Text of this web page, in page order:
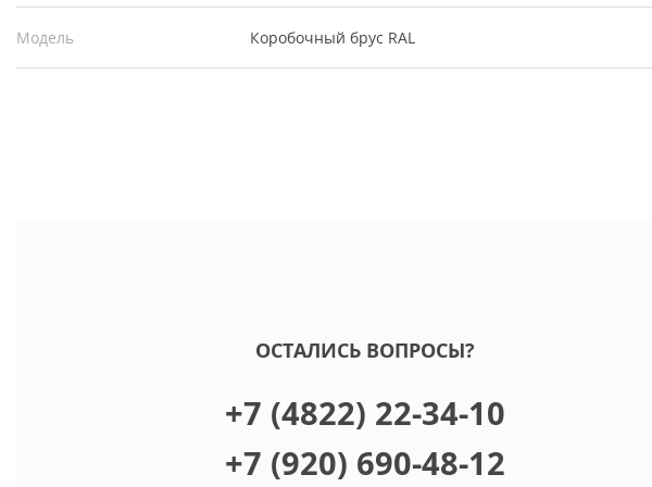
Модель Коробочный брус RAL
ОСТАЛИСЬ ВОПРОСЫ?
+7 (4822) 22-34-10
+7 (920) 690-48-12